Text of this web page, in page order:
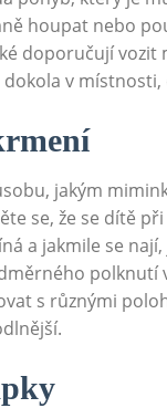
houpat nebo
doporučují vozit
v místnosti,
jakým
se, že se dítě
a jakmile se
polknutí
s různými